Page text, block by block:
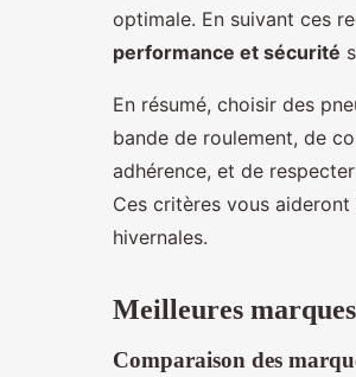
optimale. En suivant ces
performance et sécurité
En résumé, choisir des
bande de roulement, de
adhérence, et de
Ces critères vous
hivernales.
Meilleures
Comparaison des